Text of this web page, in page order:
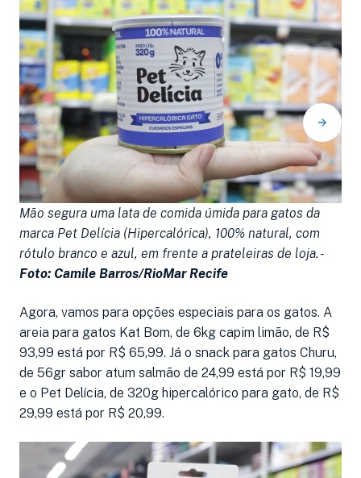
Mão segura uma lata de comida úmida para gatos da
marca Pet Delícia (Hipercalórica), 100% natural, com
rótulo branco e azul, em frente a prateleiras de loja. -
Foto: Camile Barros/RioMar Recife
Agora, vamos para opções especiais para os gatos. A
areia para gatos Kat Bom, de 6kg capim limão, de R$
93,99 está por R$ 65,99. Já o snack para gatos Churu,
de 56gr sabor atum salmão de 24,99 está por R$ 19,99
e o Pet Delícia, de 320g hipercalórico para gato, de R$
29,99 está por R$ 20,99.